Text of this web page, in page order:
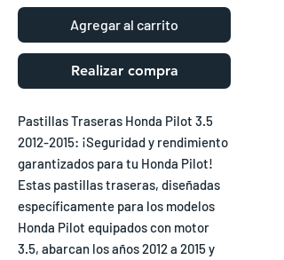
Agregar al carrito
Realizar compra
Pastillas Traseras Honda Pilot 3.5
2012-2015: ¡Seguridad y rendimiento
garantizados para tu Honda Pilot!
Estas pastillas traseras, diseñadas
específicamente para los modelos
Honda Pilot equipados con motor
3.5, abarcan los años 2012 a 2015 y